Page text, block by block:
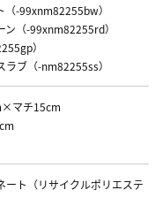
-99xnm82255bw）
（-99xnm82255rd）
）
ブ（-nm82255ss）
マチ15cm
ート（リサイクルポリエステ